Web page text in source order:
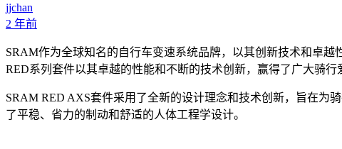
jjchan
2 年前
SRAM作为全球知名的自行车变速系统品牌，以其创新技术和卓
RED系列套件以其卓越的性能和不断的技术创新，赢得了广大骑
SRAM RED AXS套件采用了全新的设计理念和技术创新，旨在为
了平稳、省力的制动和舒适的人体工程学设计。